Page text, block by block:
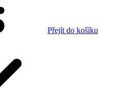
Přejít do košíku